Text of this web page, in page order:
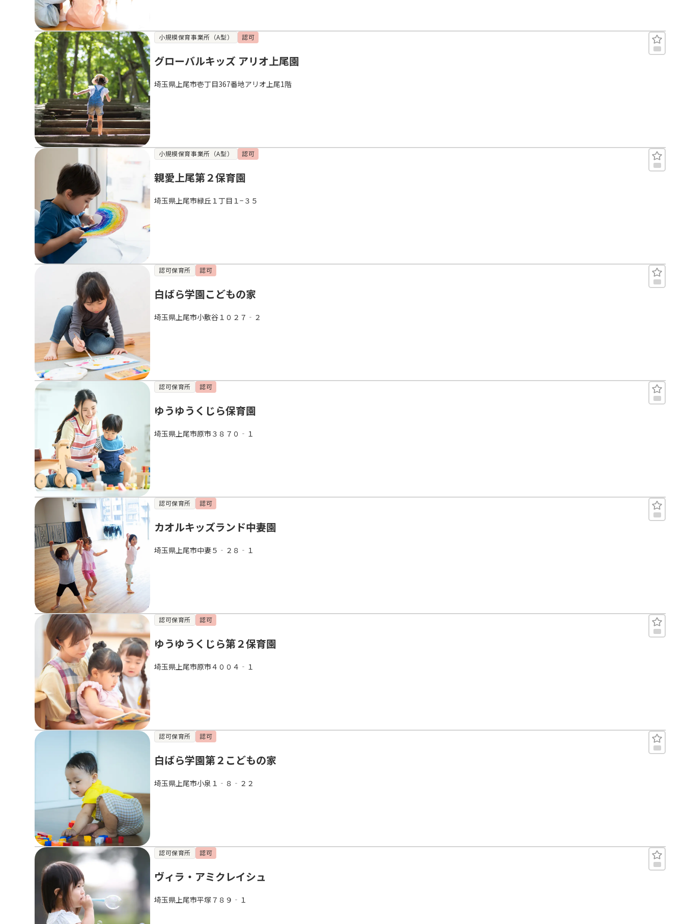
小規模保育事業所（A型） 認可
グローバルキッズ アリオ上尾園
埼玉県上尾市壱丁目367番地アリオ上尾1階
小規模保育事業所（A型） 認可
親愛上尾第２保育園
埼玉県上尾市緑丘１丁目１−３５
認可保育所 認可
白ばら学園こどもの家
埼玉県上尾市小敷谷１０２７‐２
認可保育所 認可
ゆうゆうくじら保育園
埼玉県上尾市原市３８７０‐１
認可保育所 認可
カオルキッズランド中妻園
埼玉県上尾市中妻５‐２８‐１
認可保育所 認可
ゆうゆうくじら第２保育園
埼玉県上尾市原市４００４‐１
認可保育所 認可
白ばら学園第２こどもの家
埼玉県上尾市小泉１‐８‐２２
認可保育所 認可
ヴィラ・アミクレイシュ
埼玉県上尾市平塚７８９‐１